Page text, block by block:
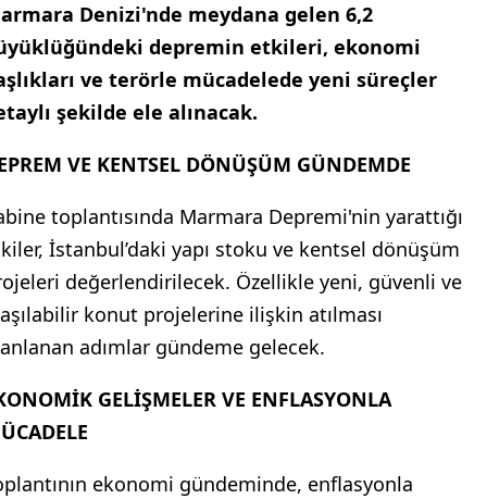
Denizi'nde meydana gelen 6,2
depremin etkileri, ekonomi
ve terörle mücadelede yeni süreçler
şekilde ele alınacak.
VE KENTSEL DÖNÜŞÜM GÜNDEMDE
toplantısında Marmara Depremi'nin yarattığı
İstanbul’daki yapı stoku ve kentsel dönüşüm
değerlendirilecek. Özellikle yeni, güvenli ve
konut projelerine ilişkin atılması
adımlar gündeme gelecek.
GELİŞMELER VE ENFLASYONLA
ekonomi gündeminde, enflasyonla